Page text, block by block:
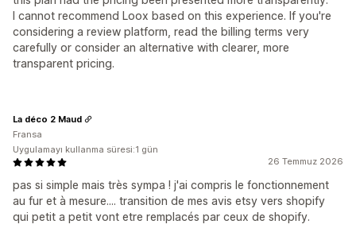
I cannot recommend Loox based on this experience. If you're
considering a review platform, read the billing terms very
carefully or consider an alternative with clearer, more
transparent pricing.
26 Temmuz 2026
pas si simple mais très sympa ! j'ai compris le fonctionnement
au fur et à mesure.... transition de mes avis etsy vers shopify
qui petit a petit vont etre remplacés par ceux de shopify.
La déco 2 Maud
Fransa
Uygulamayı kullanma süresi:1 gün